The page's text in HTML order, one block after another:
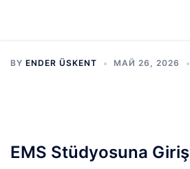
BY ENDER ÜSKENT МАЙ 26, 2026
EMS Stüdyosuna Giriş